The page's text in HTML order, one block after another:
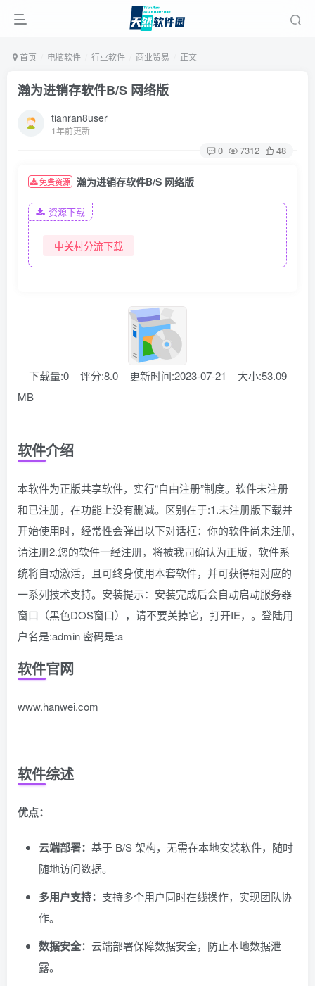
首页 电脑软件 行业软件 商业贸易 正文
瀚为进销存软件B/S 网络版
tianran8user
1年前更新
0 7312 48
免费资源 瀚为进销存软件B/S 网络版
资源下载
中关村分流下载
下载量:0 评分:8.0 更新时间:2023-07-21
大小:53.09
MB
软件介绍
本软件为正版共享软件，实行“自由注册”制度。软件未注册
和已注册，在功能上没有删减。区别在于:1.未注册版下载并
开始使用时，经常性会弹出以下对话框：你的软件尚未注册,
请注册2.您的软件一经注册，将被我司确认为正版，软件系
统将自动激活，且可终身使用本套软件，并可获得相对应的
一系列技术支持。安装提示：安装完成后会自动启动服务器
窗口（黑色DOS窗口），请不要关掉它，打开IE，。登陆用
户名是:admin 密码是:a
软件官网
www.hanwei.com
软件综述
优点：
云端部署： 基于 B/S 架构，无需在本地安装软件，随时
随地访问数据。
多用户支持： 支持多个用户同时在线操作，实现团队协
作。
数据安全： 云端部署保障数据安全，防止本地数据泄
露。